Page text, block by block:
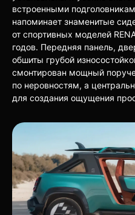
встроенными
напоминает знаменитые
от спортивных моделей
годов. Передняя панель,
обшиты грубой
смонтирован мощный
по неровностям, а
для создания ощущения